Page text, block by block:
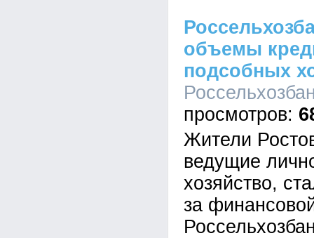
объемы
подсобных
Жители
ведущие
хозяйство,
за